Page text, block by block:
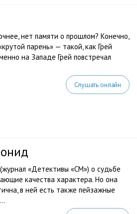
нет памяти о прошлом? Конечно,
парень» — такой, как Грей
на Западе Грей повстречал
Слушать онлайн
«Детективы «СМ») о судьбе
качества характера. Но она
в ней есть также пейзажные